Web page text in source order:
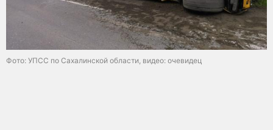
Фото: УПСС по Сахалинской области, видео: очевидец